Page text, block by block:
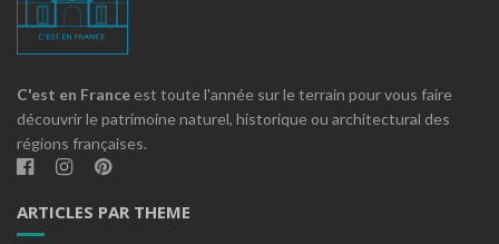
C'est en France est toute l'année sur le terrain pour vous faire
découvrir le patrimoine naturel, historique ou architectural des
régions françaises.
ARTICLES PAR THEME